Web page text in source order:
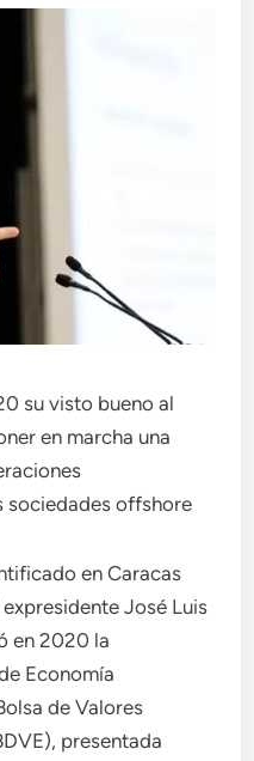
su visto bueno al
en marcha una
sociedades offshore
en Caracas
José Luis
en 2020 la
Economía
de Valores
presentada